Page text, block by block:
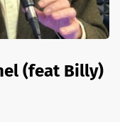
(feat Billy)